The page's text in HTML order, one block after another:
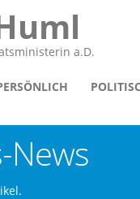
a.D.
News